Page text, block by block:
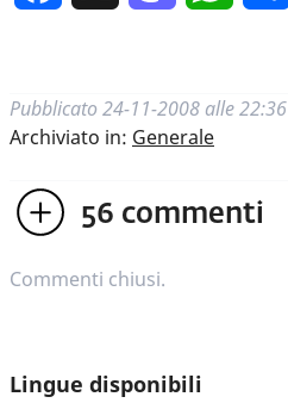
Pubblicato 24-11-2008 alle 22:36
Archiviato in: Generale
56 commenti
Commenti chiusi.
Lingue disponibili